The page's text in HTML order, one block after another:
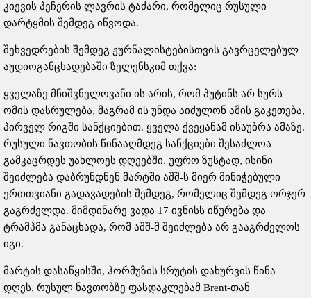
კიევის პეჩერის ლავრის ტაძარი, რომელიც რუსული
დარტყმის შემდეგ იწვოდა.
შეხვედრების შემდეგ ჟურნალისტებისთვის გავრცელებულ
აუდიოგანცხადებაში ზელენსკიმ თქვა:
ყველაზე მნიშვნელოვანი ის არის, რომ პუტინს არ სურს
ომის დასრულება, მაგრამ ის უნდა აიძულონ ამის გაკეთება,
პირველ რიგში სანქციებით. ყველა ქვეყანამ ისაუბრა ამაზე.
რუსული ნავთობის წინააღმდეგ სანქციები შესაძლოა
გამკაცრდეს უახლოეს დღეებში. უფრო ზუსტად, ისინი
შეიძლება დაბრუნდნენ მარტში აშშ-ს მიერ მინიჭებული
ერთთვიანი გადავადების შემდეგ, რომელიც შემდეგ ორჯერ
გაგრძელდა. მიმდინარე ვადა 17 ივნისს იწურება და
ტრამპმა განაცხადა, რომ აშშ-მ შეიძლება არ გააგრძელოს
იგი.
მარტის დასაწყისში, ჰორმუზის სრუტის დახურვის წინა
დღეს, რუსულ ნავთობზე ფასდაკლებამ Brent-თან